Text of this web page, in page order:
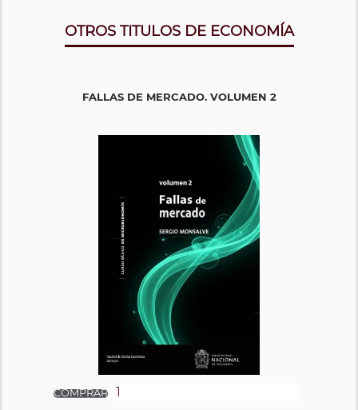
OTROS TITULOS DE ECONOMÍA
FALLAS DE MERCADO. VOLUMEN 2